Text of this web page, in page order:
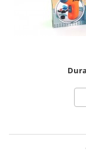
Jucarii si jocuri
Kituri constructie
Machete auto
Masini, trenuri,
Masinute
Organizatoare